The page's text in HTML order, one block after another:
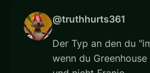
@truthhurts361
Der Typ an den du
wenn du